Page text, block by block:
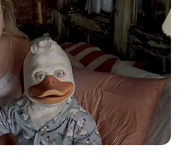
odcinek za darmo